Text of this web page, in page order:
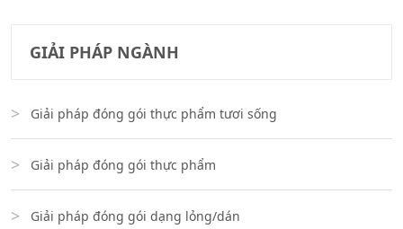
GIẢI PHÁP NGÀNH
Giải pháp đóng gói thực phẩm tươi sống
Giải pháp đóng gói thực phẩm
Giải pháp đóng gói dạng lỏng/dán